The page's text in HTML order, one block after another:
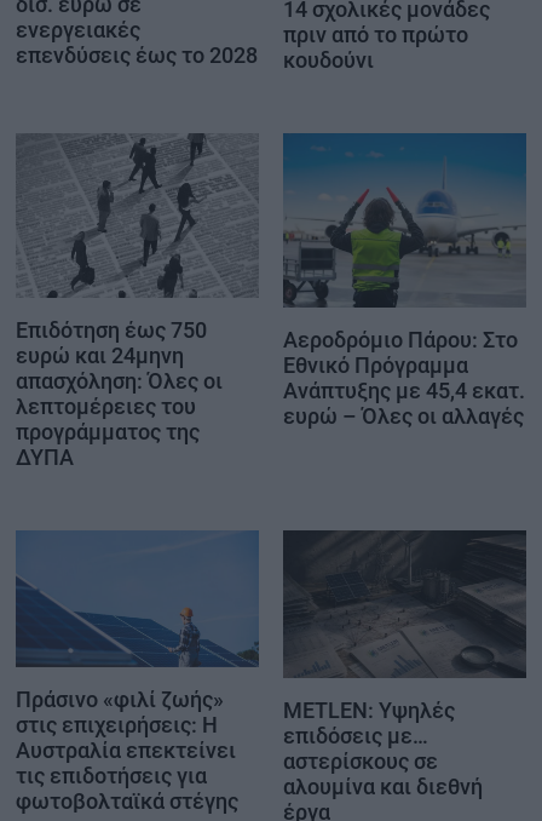
ενεργειακές
επενδύσεις έως το 2028
14 σχολικές μονάδες
πριν από το πρώτο
κουδούνι
Επιδότηση έως 750
ευρώ και 24μηνη
απασχόληση: Όλες οι
λεπτομέρειες του
προγράμματος της
ΔΥΠΑ
Αεροδρόμιο Πάρου: Στο
Εθνικό Πρόγραμμα
Ανάπτυξης με 45,4 εκατ.
ευρώ – Όλες οι αλλαγές
Πράσινο «φιλί ζωής»
στις επιχειρήσεις: Η
Αυστραλία επεκτείνει
τις επιδοτήσεις για
φωτοβολταϊκά στέγης
METLEN: Υψηλές
επιδόσεις με…
αστερίσκους σε
αλουμίνα και διεθνή
έργα